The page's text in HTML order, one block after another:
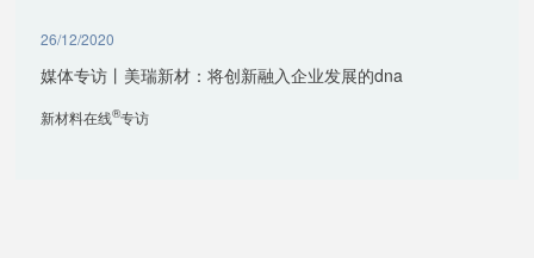
26/12/2020
媒体专访丨美瑞新材：将创新融入企业发展的dna
新材料在线®专访